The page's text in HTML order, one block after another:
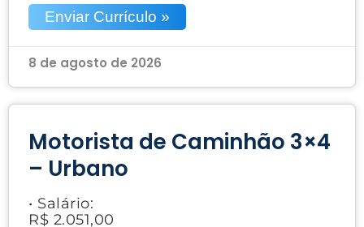
Enviar Currículo »
8 de agosto de 2026
Motorista de Caminhão 3×4
– Urbano
• Salário:
R$ 2.051,00